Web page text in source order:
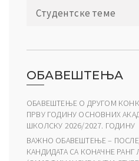
Студентске теме
ОБАВЕШТЕЊА
ОБАВЕШТЕЊЕ О ДРУГОМ
ПРВУ ГОДИНУ ОСНОВНИХ
ШКОЛСКУ 2026/2027. ГОДИНУ
ВАЖНО ОБАВЕШТЕЊЕ –
КАНДИДАТА СА КОНАЧНЕ РАНГ